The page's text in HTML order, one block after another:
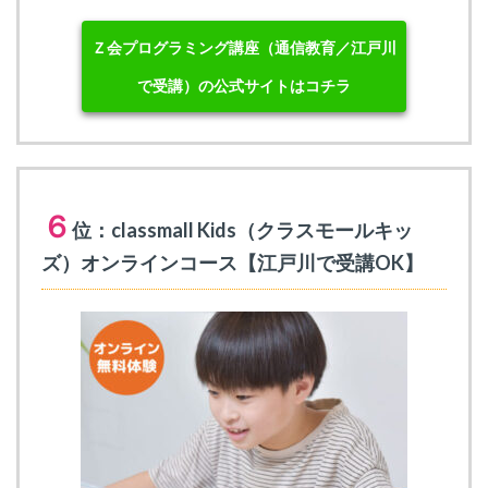
Ｚ会プログラミング講座（通信教育／江戸川
で受講）の公式サイトはコチラ
６ 位：classmall Kids（クラスモールキッ
ズ）オンラインコース【江戸川で受講OK】